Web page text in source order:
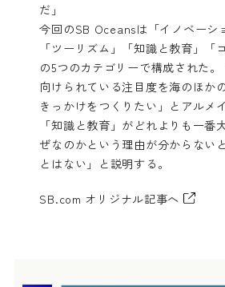
だ」
今回のSB Oceansは「イノベーシ
「ツーリズム」「知識と教育」「
の5つのカテゴリーで構成された
向けられている注目度を海のほか
きっかけをつくりたい」とアルメ
「知識と教育」がどれよりも一番
ぜなのかという理由が分からない
とはない」と説明する。
SB.com オリジナル記事へ